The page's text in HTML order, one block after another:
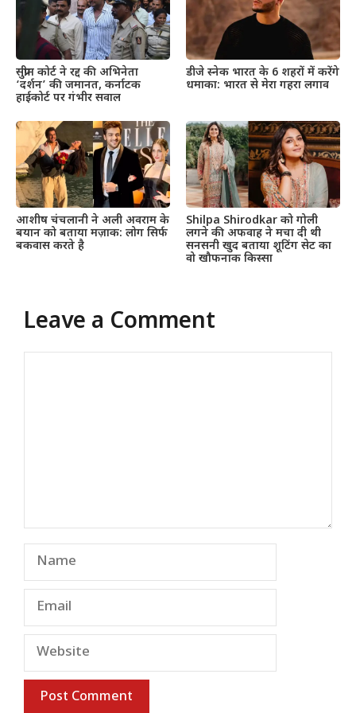
सुप्रीम कोर्ट ने रद्द की अभिनेता
‘दर्शन’ की जमानत, कर्नाटक
हाईकोर्ट पर गंभीर सवाल
डीजे स्नेक भारत के 6 शहरों में करेंगे
धमाका: भारत से मेरा गहरा लगाव
आशीष चंचलानी ने अली अवराम के
बयान को बताया मज़ाक: लोग सिर्फ
बकवास करते है
Shilpa Shirodkar को गोली
लगने की अफवाह ने मचा दी थी
सनसनी खुद बताया शूटिंग सेट का
वो खौफनाक किस्सा
Leave a Comment
Name
Email
Website